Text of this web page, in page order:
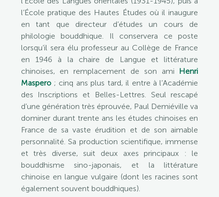
l’École pratique des Hautes Études où il inaugure
en tant que directeur d’études un cours de
philologie bouddhique. Il conservera ce poste
lorsqu’il sera élu professeur au Collège de France
en 1946 à la chaire de Langue et littérature
chinoises, en remplacement de son ami Henri
Maspero; cinq ans plus tard, il entre à l’Académie
des Inscriptions et Belles-Lettres. Seul rescapé
d’une génération très éprouvée, Paul Demiéville va
dominer durant trente ans les études chinoises en
France de sa vaste érudition et de son aimable
personnalité. Sa production scientifique, immense
et très diverse, suit deux axes principaux : le
bouddhisme sino-japonais, et la littérature
chinoise en langue vulgaire (dont les racines sont
également souvent bouddhiques).